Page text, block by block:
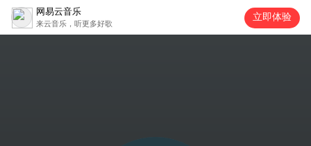
网易云音乐
来云音乐，听更多好歌
立即体验